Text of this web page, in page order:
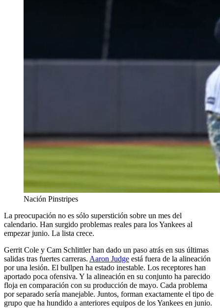
Nación Pinstripes
La preocupación no es sólo superstición sobre un mes del
calendario. Han surgido problemas reales para los Yankees al
empezar junio. La lista crece.
Gerrit Cole y Cam Schlittler han dado un paso atrás en sus últimas
salidas tras fuertes carreras. Aaron Judge está fuera de la alineación
por una lesión. El bullpen ha estado inestable. Los receptores han
aportado poca ofensiva. Y la alineación en su conjunto ha parecido
floja en comparación con su producción de mayo. Cada problema
por separado sería manejable. Juntos, forman exactamente el tipo de
grupo que ha hundido a anteriores equipos de los Yankees en junio.